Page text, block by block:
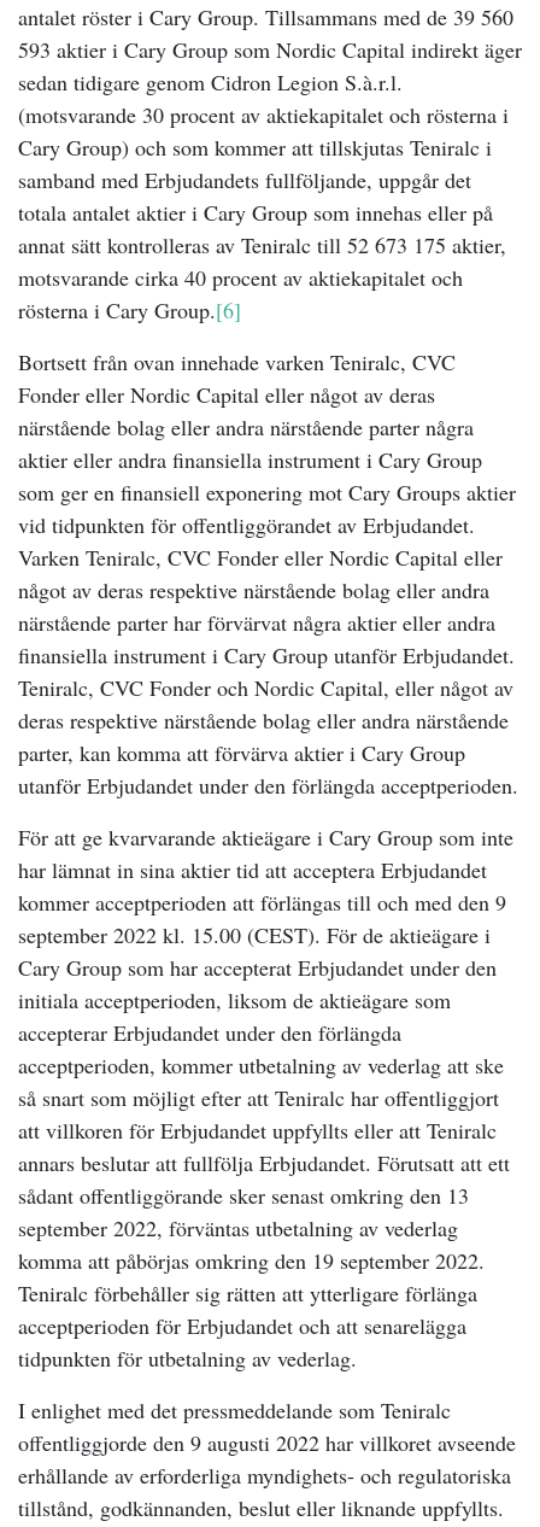
antalet röster i Cary Group. Tillsammans med de 39 560
593 aktier i Cary Group som Nordic Capital indirekt äger
sedan tidigare genom Cidron Legion S.à.r.l.
(motsvarande 30 procent av aktiekapitalet och rösterna i
Cary Group) och som kommer att tillskjutas Teniralc i
samband med Erbjudandets fullföljande, uppgår det
totala antalet aktier i Cary Group som innehas eller på
annat sätt kontrolleras av Teniralc till 52 673 175 aktier,
motsvarande cirka 40 procent av aktiekapitalet och
rösterna i Cary Group.[6]
Bortsett från ovan innehade varken Teniralc, CVC
Fonder eller Nordic Capital eller något av deras
närstående bolag eller andra närstående parter några
aktier eller andra finansiella instrument i Cary Group
som ger en finansiell exponering mot Cary Groups aktier
vid tidpunkten för offentliggörandet av Erbjudandet.
Varken Teniralc, CVC Fonder eller Nordic Capital eller
något av deras respektive närstående bolag eller andra
närstående parter har förvärvat några aktier eller andra
finansiella instrument i Cary Group utanför Erbjudandet.
Teniralc, CVC Fonder och Nordic Capital, eller något av
deras respektive närstående bolag eller andra närstående
parter, kan komma att förvärva aktier i Cary Group
utanför Erbjudandet under den förlängda acceptperioden.
För att ge kvarvarande aktieägare i Cary Group som inte
har lämnat in sina aktier tid att acceptera Erbjudandet
kommer acceptperioden att förlängas till och med den 9
september 2022 kl. 15.00 (CEST). För de aktieägare i
Cary Group som har accepterat Erbjudandet under den
initiala acceptperioden, liksom de aktieägare som
accepterar Erbjudandet under den förlängda
acceptperioden, kommer utbetalning av vederlag att ske
så snart som möjligt efter att Teniralc har offentliggjort
att villkoren för Erbjudandet uppfyllts eller att Teniralc
annars beslutar att fullfölja Erbjudandet. Förutsatt att ett
sådant offentliggörande sker senast omkring den 13
september 2022, förväntas utbetalning av vederlag
komma att påbörjas omkring den 19 september 2022.
Teniralc förbehåller sig rätten att ytterligare förlänga
acceptperioden för Erbjudandet och att senarelägga
tidpunkten för utbetalning av vederlag.
I enlighet med det pressmeddelande som Teniralc
offentliggjorde den 9 augusti 2022 har villkoret avseende
erhållande av erforderliga myndighets- och regulatoriska
tillstånd, godkännanden, beslut eller liknande uppfyllts.